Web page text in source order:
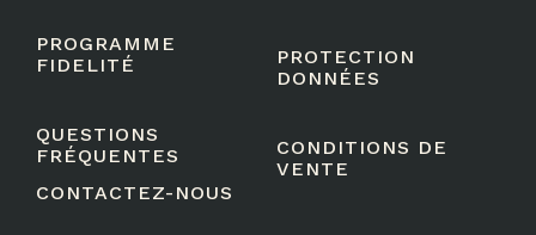
PROGRAMME
FIDELITÉ
QUESTIONS
FRÉQUENTES
PROTECTION
DONNÉES
CONDITIONS DE
VENTE
CONTACTEZ-NOUS